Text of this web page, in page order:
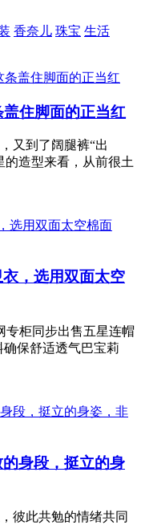
香奈儿 珠宝 生活
住脚面的正当红
又到了阔腿裤“出
的造型来看，从前很土
，选用双面太空
专柜同步出售五星连帽
确保舒适透气巴宝莉
身段，挺立的身
彼此共勉的情绪共同